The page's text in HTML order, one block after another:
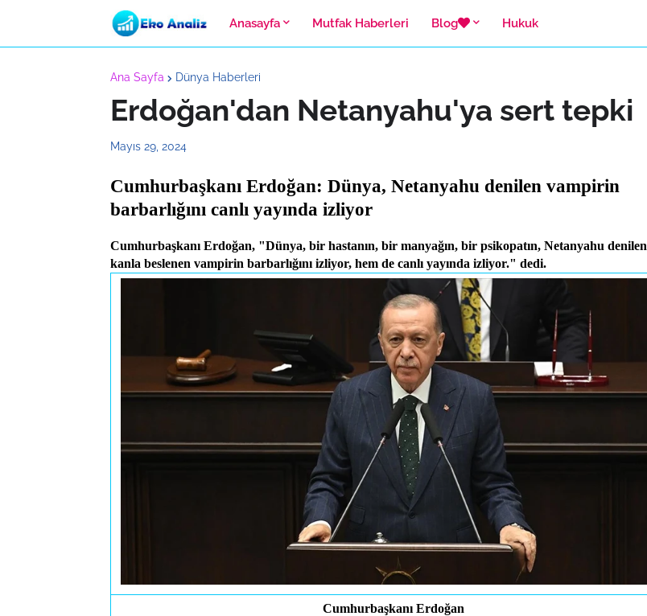
Anasayfa Mutfak Haberleri Blog Hukuk
Ana Sayfa Dünya Haberleri
Erdoğan'dan Netanyahu'ya sert tepki
Mayıs 29, 2024
Cumhurbaşkanı Erdoğan: Dünya, Netanyahu denilen vampirin
barbarlığını canlı yayında izliyor
Cumhurbaşkanı Erdoğan, "Dünya, bir hastanın, bir manyağın, bir psikopatın, Netanyahu denilen
kanla beslenen vampirin barbarlığını izliyor, hem de canlı yayında izliyor." dedi.
Cumhurbaşkanı Erdoğan